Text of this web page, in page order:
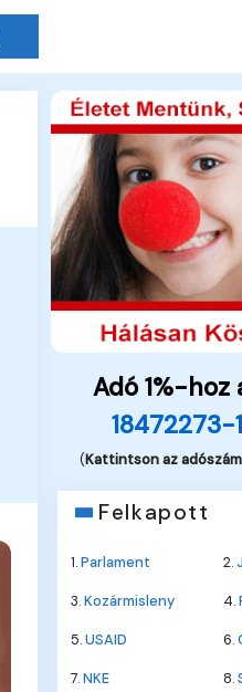
Adó 1%-hoz
(Kattintson az
Felkapott
1.Parlament 2.
3.Kozármisleny 4.
5.USAID 6.
7.NKE 8.